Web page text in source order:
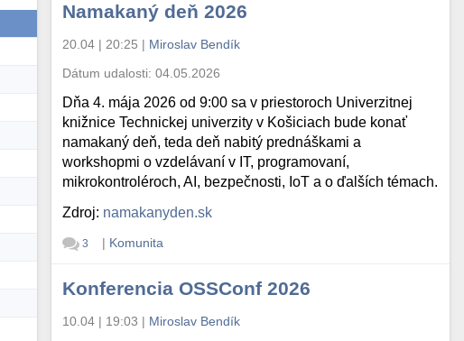
Namakaný deň 2026
20.04 | 20:25 | Miroslav Bendík
Dátum udalosti:04.05.2026
Dňa 4. mája 2026 od 9:00 sa v priestoroch Univerzitnej
knižnice Technickej univerzity v Košiciach bude konať
namakaný deň, teda deň nabitý prednáškami a
workshopmi o vzdelávaní v IT, programovaní,
mikrokontroléroch, AI, bezpečnosti, IoT a o ďalších témach.
Zdroj: namakanyden.sk
3 | Komunita
Konferencia OSSConf 2026
10.04 | 19:03 | Miroslav Bendík